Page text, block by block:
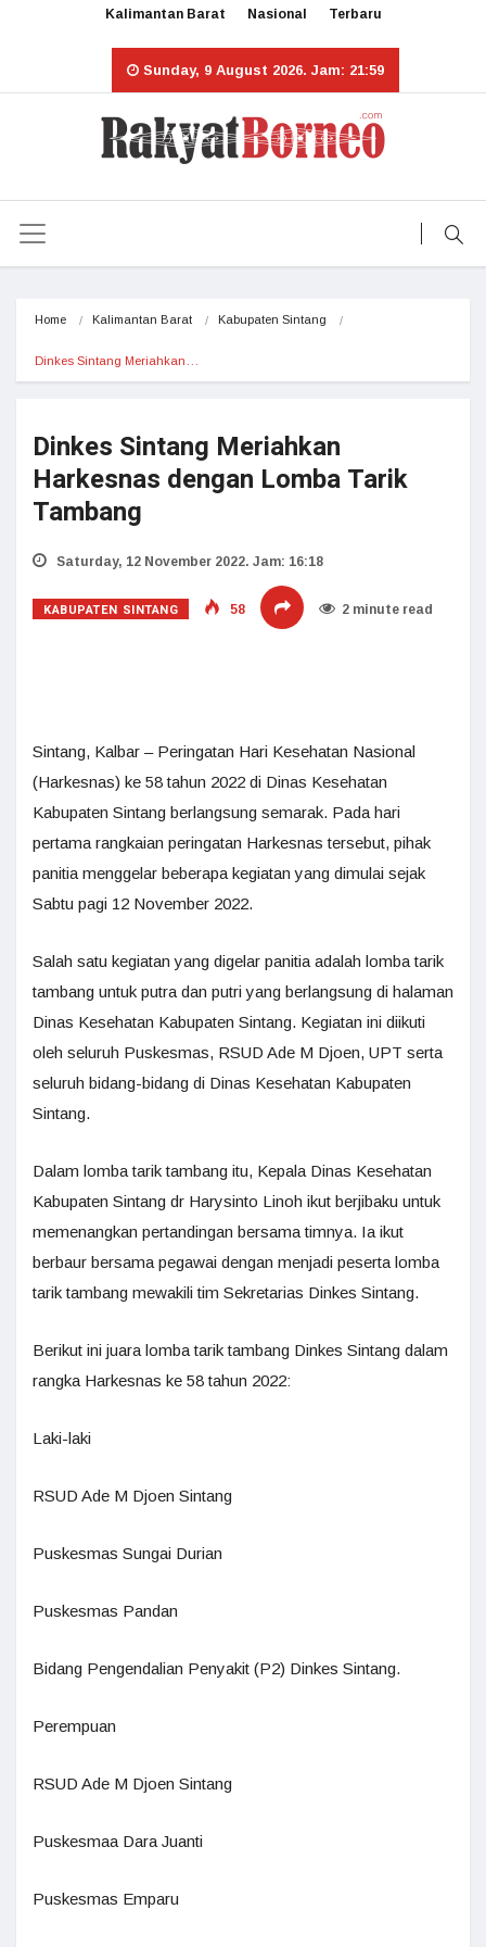
Kalimantan Barat Nasional Terbaru
Sunday, 9 August 2026. Jam: 21:59
Home Kalimantan Barat Kabupaten Sintang
Dinkes Sintang Meriahkan…
Dinkes Sintang Meriahkan
Harkesnas dengan Lomba Tarik
Tambang
Saturday, 12 November 2022. Jam: 16:18
KABUPATEN SINTANG 58 2 minute read
Sintang, Kalbar – Peringatan Hari Kesehatan Nasional
(Harkesnas) ke 58 tahun 2022 di Dinas Kesehatan
Kabupaten Sintang berlangsung semarak. Pada hari
pertama rangkaian peringatan Harkesnas tersebut, pihak
panitia menggelar beberapa kegiatan yang dimulai sejak
Sabtu pagi 12 November 2022.
Salah satu kegiatan yang digelar panitia adalah lomba tarik
tambang untuk putra dan putri yang berlangsung di halaman
Dinas Kesehatan Kabupaten Sintang. Kegiatan ini diikuti
oleh seluruh Puskesmas, RSUD Ade M Djoen, UPT serta
seluruh bidang-bidang di Dinas Kesehatan Kabupaten
Sintang.
Dalam lomba tarik tambang itu, Kepala Dinas Kesehatan
Kabupaten Sintang dr Harysinto Linoh ikut berjibaku untuk
memenangkan pertandingan bersama timnya. Ia ikut
berbaur bersama pegawai dengan menjadi peserta lomba
tarik tambang mewakili tim Sekretarias Dinkes Sintang.
Berikut ini juara lomba tarik tambang Dinkes Sintang dalam
rangka Harkesnas ke 58 tahun 2022:
Laki-laki
RSUD Ade M Djoen Sintang
Puskesmas Sungai Durian
Puskesmas Pandan
Bidang Pengendalian Penyakit (P2) Dinkes Sintang.
Perempuan
RSUD Ade M Djoen Sintang
Puskesmaa Dara Juanti
Puskesmas Emparu